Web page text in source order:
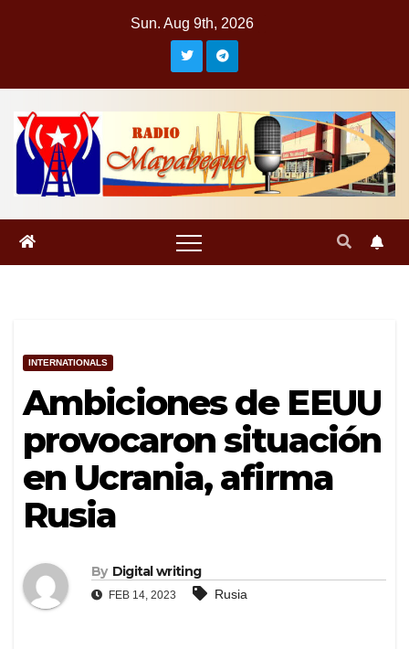
Sun. Aug 9th, 2026
INTERNATIONALS
Ambiciones de EEUU
provocaron situación
en Ucrania, afirma
Rusia
By Digital writing
FEB 14, 2023 Rusia